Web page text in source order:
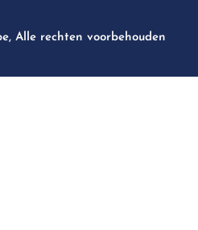
Alle rechten voorbehouden